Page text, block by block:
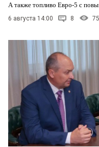
А также топливо Евро-5 с
6 августа 14:00 8